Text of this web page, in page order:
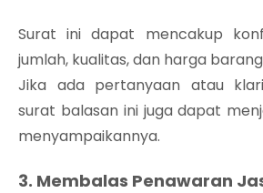
Surat ini dapat mencakup
jumlah, kualitas, dan harga
Jika ada pertanyaan atau
surat balasan ini juga dapat
menyampaikannya.
3. Membalas Penawaran